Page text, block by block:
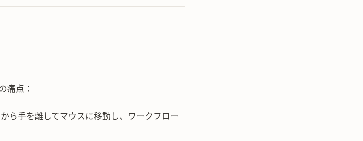
痛点：
ら手を離してマウスに移動し、ワークフロー